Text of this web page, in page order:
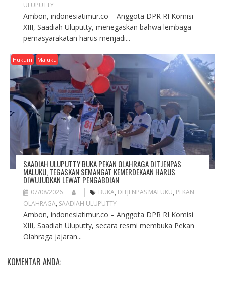
ULUPUTTY
Ambon, indonesiatimur.co – Anggota DPR RI Komisi
XIII, Saadiah Uluputty, menegaskan bahwa lembaga
pemasyarakatan harus menjadi...
Hukum Maluku
SAADIAH ULUPUTTY BUKA PEKAN OLAHRAGA DITJENPAS
MALUKU, TEGASKAN SEMANGAT KEMERDEKAAN HARUS
DIWUJUDKAN LEWAT PENGABDIAN
07/08/2026 BUKA, DITJENPAS MALUKU, PEKAN
OLAHRAGA, SAADIAH ULUPUTTY
Ambon, indonesiatimur.co – Anggota DPR RI Komisi
XIII, Saadiah Uluputty, secara resmi membuka Pekan
Olahraga jajaran...
KOMENTAR ANDA: